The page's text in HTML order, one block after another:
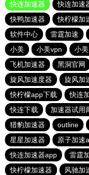
快连加速器
快连加速
快鸭加速器
快柠檬加
软件中心
雷霆加速
小美
小美vpn 小
飞机加速器
黑洞官网
旋风加速度器
旋风加
快柠檬app下载
快连
快连下载
加速器试用
猎豹加速器
outline
星星加速器
原子加速
快连加速器app
雷霆
快柠檬加速器
风驰加